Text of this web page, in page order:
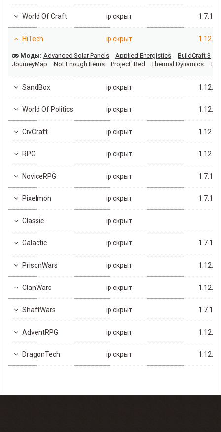
World Of Craft ip скрыт 1.7.10
HiTech ip скрыт 1.12.2
Моды: Advanced Solar Panels Applied Energistics BuildCraft 3
JourneyMap
Not Enough Items Project: Red Thermal Dynamics
SandBox ip скрыт 1.12.2
World Of Politics ip скрыт 1.12.2
CivCraft ip скрыт 1.12.2
RPG ip скрыт 1.12.2
NoviceRPG ip скрыт 1.7.10
Pixelmon ip скрыт 1.7.10
Classic ip скрыт
Galactic ip скрыт 1.7.10
PrisonWars ip скрыт 1.12.2
ClanWars ip скрыт 1.12.2
ShaftWars ip скрыт 1.7.10
AdventRPG ip скрыт 1.12.2
DragonTech ip скрыт 1.12.2